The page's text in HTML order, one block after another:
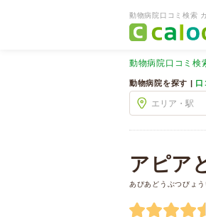
動物病院口コミ検索
動物病院口コミ検
動物病院を探す | 口
アピア
あぴあどうぶつびょう